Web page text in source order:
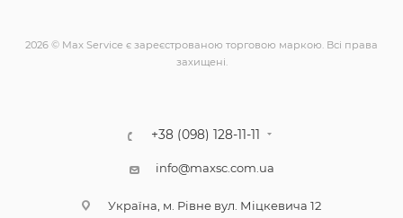
2026 © Max Service є зареєстрованою торговою маркою. Всі права
захищені.
+38 (098) 128-11-11
info@maxsc.com.ua
Українa, м. Рівне вул. Міцкевича 12